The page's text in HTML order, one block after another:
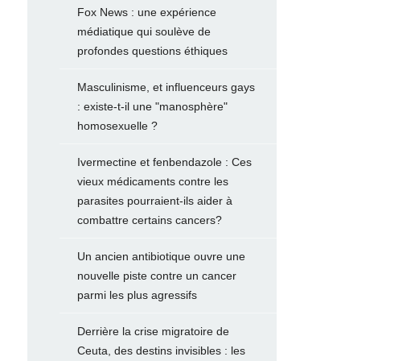
Fox News : une expérience
médiatique qui soulève de
profondes questions éthiques
Masculinisme, et influenceurs gays
: existe-t-il une "manosphère"
homosexuelle ?
Ivermectine et fenbendazole : Ces
vieux médicaments contre les
parasites pourraient-ils aider à
combattre certains cancers?
Un ancien antibiotique ouvre une
nouvelle piste contre un cancer
parmi les plus agressifs
Derrière la crise migratoire de
Ceuta, des destins invisibles : les